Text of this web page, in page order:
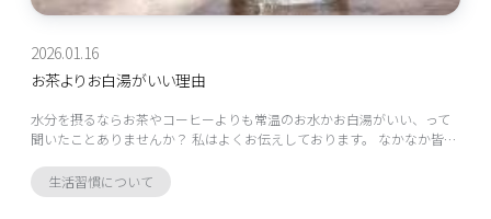
2026.01.16
お茶よりお白湯がいい理由
水分を摂るならお茶やコーヒーよりも常温のお水かお白湯がいい、って
聞いたことありませんか？ 私はよくお伝えしております。 なかなか皆…
生活習慣について